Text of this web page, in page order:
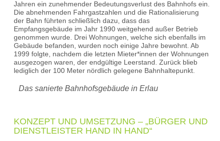
Jahren ein zunehmender Bedeutungsverlust des Bahnhofs ein.
Die abnehmenden Fahrgastzahlen und die Rationalisierung
der Bahn führten schließlich dazu, dass das
Empfangsgebäude im Jahr 1990 weitgehend außer Betrieb
genommen wurde. Drei Wohnungen, welche sich ebenfalls im
Gebäude befanden, wurden noch einige Jahre bewohnt. Ab
1999 folgte, nachdem die letzten Mieter*innen der Wohnungen
ausgezogen waren, der endgültige Leerstand. Zurück blieb
lediglich der 100 Meter nördlich gelegene Bahnhaltepunkt.
Das sanierte Bahnhofsgebäude in Erlau
KONZEPT UND UMSETZUNG – „BÜRGER UND
DIENSTLEISTER HAND IN HAND“